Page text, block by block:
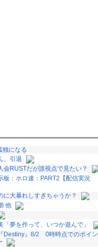
独になる
、引退
会RUSTだが誰視点で見たい？
板：ホロ速：PART2【配信実況
に大暴れしすぎちゃうか？
他
「夢を作って、いつか遊んで」
Destiny』8/2 0時時点でのポイン